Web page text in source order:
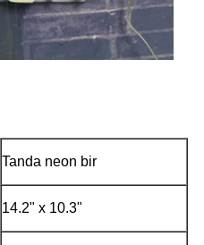
Tanda neon bir
14.2" x 10.3"